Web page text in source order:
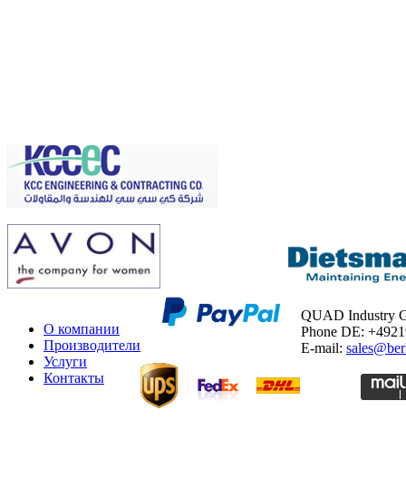
О компании
Производители
Услуги
Контакты
QUAD Industry
Phone DE:
E-mail: